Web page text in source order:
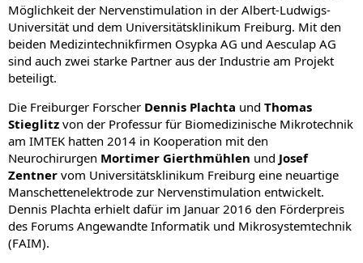
Möglichkeit der Nervenstimulation in der Albert-Ludwigs-
Universität und dem Universitätsklinikum Freiburg. Mit den
beiden Medizintechnikfirmen Osypka AG und Aesculap AG
sind auch zwei starke Partner aus der Industrie am Projekt
beteiligt.
Die Freiburger Forscher Dennis Plachta und Thomas
Stieglitz von der Professur für Biomedizinische Mikrotechnik
am IMTEK hatten 2014 in Kooperation mit den
Neurochirurgen Mortimer Gierthmühlen und Josef
Zentner vom Universitätsklinikum Freiburg eine neuartige
Manschettenelektrode zur Nervenstimulation entwickelt.
Dennis Plachta erhielt dafür im Januar 2016 den Förderpreis
des Forums Angewandte Informatik und Mikrosystemtechnik
(FAIM).